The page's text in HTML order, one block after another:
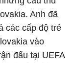
Anh đã
các cấp độ trẻ
vào
đấu tại UEFA